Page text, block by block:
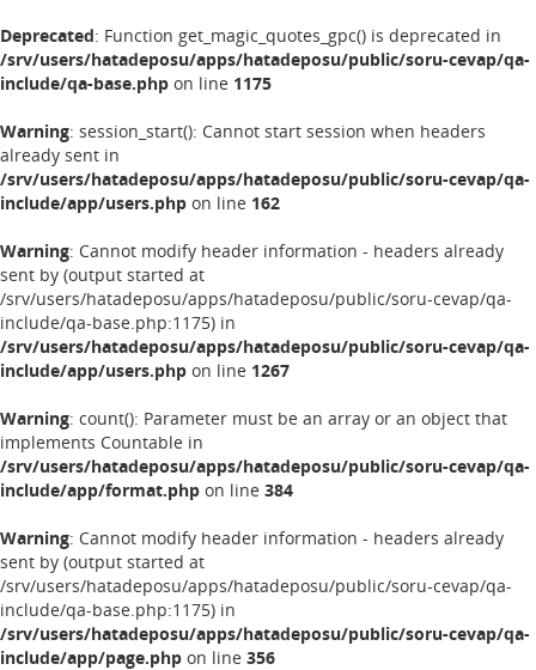
Deprecated: Function get_magic_quotes_gpc() is deprecated in
/srv/users/hatadeposu/apps/hatadeposu/public/soru-cevap/qa-
include/qa-base.php on line 1175
Warning: session_start(): Cannot start session when headers
already sent in
/srv/users/hatadeposu/apps/hatadeposu/public/soru-cevap/qa-
include/app/users.php on line 162
Warning: Cannot modify header information - headers already
sent by (output started at
/srv/users/hatadeposu/apps/hatadeposu/public/soru-cevap/qa-
include/qa-base.php:1175) in
/srv/users/hatadeposu/apps/hatadeposu/public/soru-cevap/qa-
include/app/users.php on line 1267
Warning: count(): Parameter must be an array or an object that
implements Countable in
/srv/users/hatadeposu/apps/hatadeposu/public/soru-cevap/qa-
include/app/format.php on line 384
Warning: Cannot modify header information - headers already
sent by (output started at
/srv/users/hatadeposu/apps/hatadeposu/public/soru-cevap/qa-
include/qa-base.php:1175) in
/srv/users/hatadeposu/apps/hatadeposu/public/soru-cevap/qa-
include/app/page.php on line 356